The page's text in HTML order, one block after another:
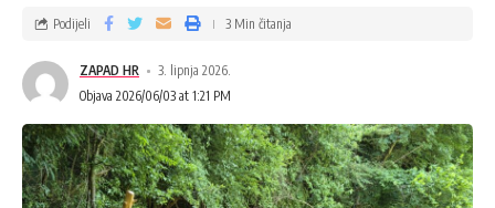
ZAPAD HR
3. lipnja 2026.
Objava 2026/06/03 at 1:21 PM
Podijeli 3 Min čitanja